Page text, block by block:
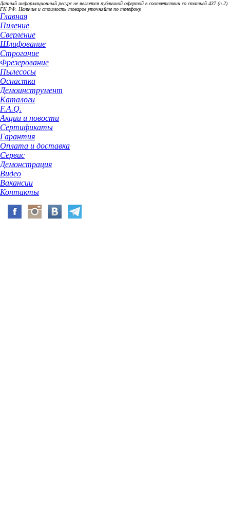
Данный информационный ресурс не является публичной офертой в соответствии со статьей 437 (п.2)
ГК РФ. Наличие и стоимость товаров уточняйте по телефону.
Главная
Пиление
Сверление
Шлифование
Строгание
Фрезерование
Пылесосы
Оснастка
Демоинструмент
Каталоги
F.A.Q.
Акции и новости
Сертификаты
Гарантия
Оплата и доставка
Сервис
Демонстрация
Видео
Вакансии
Контакты